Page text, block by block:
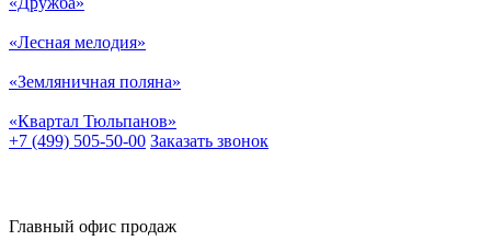
«Лесная мелодия»
«Земляничная поляна»
«Квартал Тюльпанов»
+7 (499) 505-50-00 Заказать звонок
Главный офис продаж